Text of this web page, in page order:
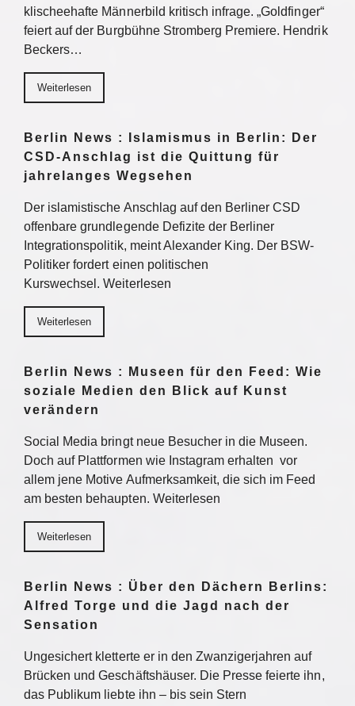
klischeehafte Männerbild kritisch infrage. „Goldfinger“
feiert auf der Burgbühne Stromberg Premiere. Hendrik
Beckers…
Weiterlesen
Berlin News : Islamismus in Berlin: Der
CSD-Anschlag ist die Quittung für
jahrelanges Wegsehen
Der islamistische Anschlag auf den Berliner CSD
offenbare grundlegende Defizite der Berliner
Integrationspolitik, meint Alexander King. Der BSW-
Politiker fordert einen politischen
Kurswechsel. Weiterlesen
Weiterlesen
Berlin News : Museen für den Feed: Wie
soziale Medien den Blick auf Kunst
verändern
Social Media bringt neue Besucher in die Museen.
Doch auf Plattformen wie Instagram erhalten vor
allem jene Motive Aufmerksamkeit, die sich im Feed
am besten behaupten. Weiterlesen
Weiterlesen
Berlin News : Über den Dächern Berlins:
Alfred Torge und die Jagd nach der
Sensation
Ungesichert kletterte er in den Zwanzigerjahren auf
Brücken und Geschäftshäuser. Die Presse feierte ihn,
das Publikum liebte ihn – bis sein Stern